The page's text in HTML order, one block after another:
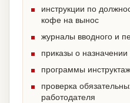
инструкции по
кофе на вынос
журналы вводного и
приказы о назначении
программы
проверка
работодателя